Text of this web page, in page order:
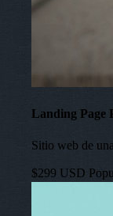
Landing Page
Sitio web de
$299 USD